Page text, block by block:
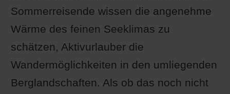
Sommerreisende wissen die angenehme
Wärme des feinen Seeklimas zu
schätzen, Aktivurlauber die
Wandermöglichkeiten in den umliegenden
Berglandschaften. Als ob das noch nicht